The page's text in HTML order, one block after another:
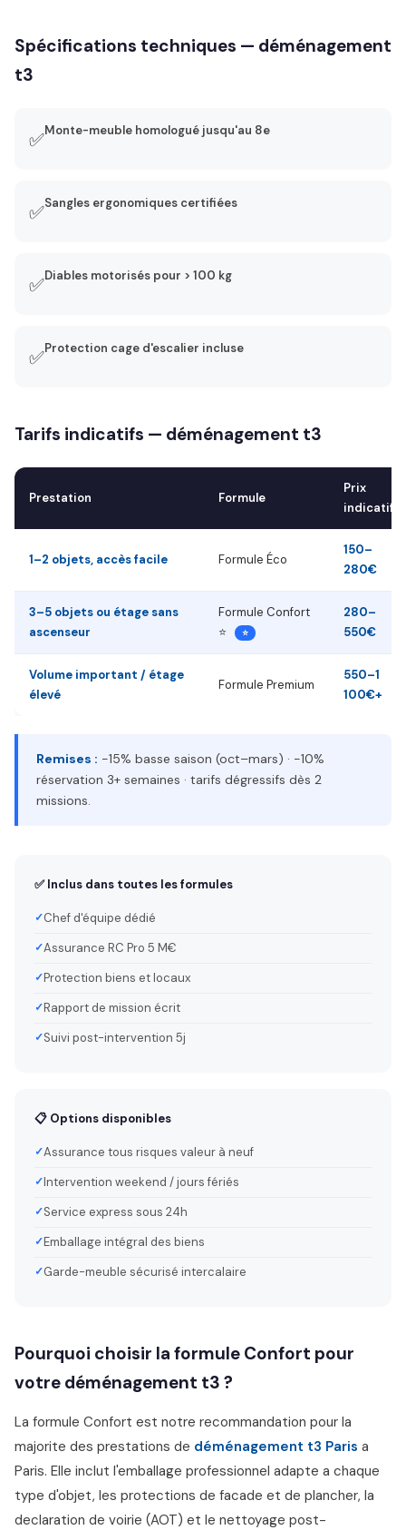
Spécifications techniques — déménagement
t3
✅Monte-meuble homologué jusqu'au 8e
✅Sangles ergonomiques certifiées
✅Diables motorisés pour > 100 kg
✅Protection cage d'escalier incluse
Tarifs indicatifs — déménagement t3
Prestation Formule
Prix
indicatif
1–2 objets, accès facile Formule Éco
150–
280€
3–5 objets ou étage sans
ascenseur
Formule Confort
⭐
⭐
280–
550€
Volume important / étage
élevé
Formule Premium
550–1
100€+
Remises : −15% basse saison (oct–mars) · −10%
réservation 3+ semaines · tarifs dégressifs dès 2
missions.
✅ Inclus dans toutes les formules
Chef d'équipe dédié
Assurance RC Pro 5 M€
Protection biens et locaux
Rapport de mission écrit
Suivi post-intervention 5j
📋 Options disponibles
Assurance tous risques valeur à neuf
Intervention weekend / jours fériés
Service express sous 24h
Emballage intégral des biens
Garde-meuble sécurisé intercalaire
Pourquoi choisir la formule Confort pour
votre déménagement t3 ?
La formule Confort est notre recommandation pour la
majorite des prestations de déménagement t3 Paris a
Paris. Elle inclut l'emballage professionnel adapte a chaque
type d'objet, les protections de facade et de plancher, la
declaration de voirie (AOT) et le nettoyage post-